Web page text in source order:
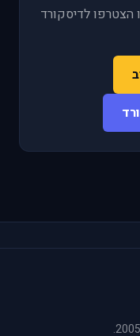
הצטרפו לדיסקורד